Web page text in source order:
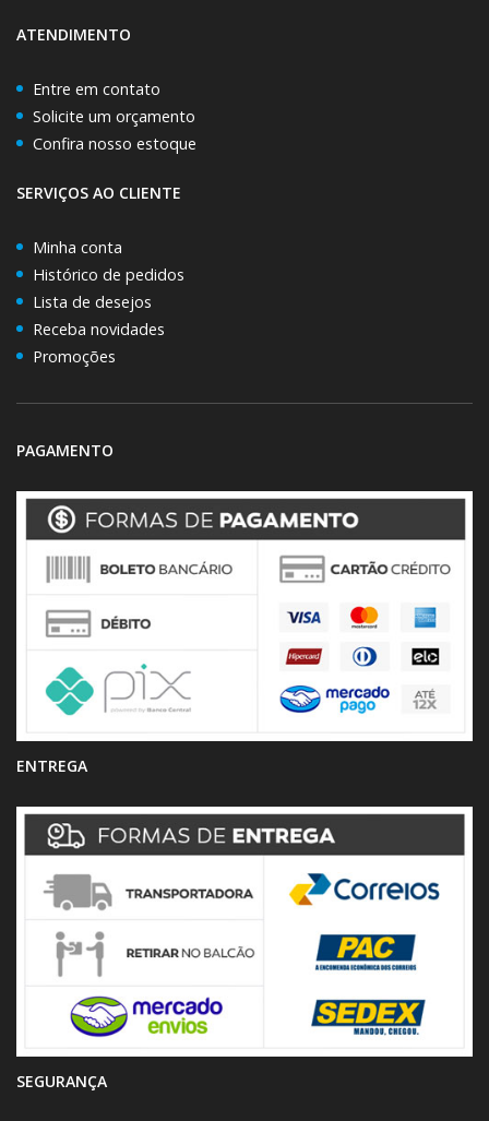
ATENDIMENTO
Entre em contato
Solicite um orçamento
Confira nosso estoque
SERVIÇOS AO CLIENTE
Minha conta
Histórico de pedidos
Lista de desejos
Receba novidades
Promoções
PAGAMENTO
ENTREGA
SEGURANÇA